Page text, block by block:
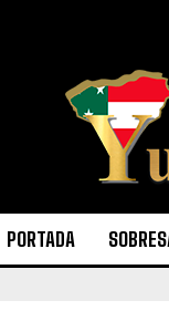
PORTADA